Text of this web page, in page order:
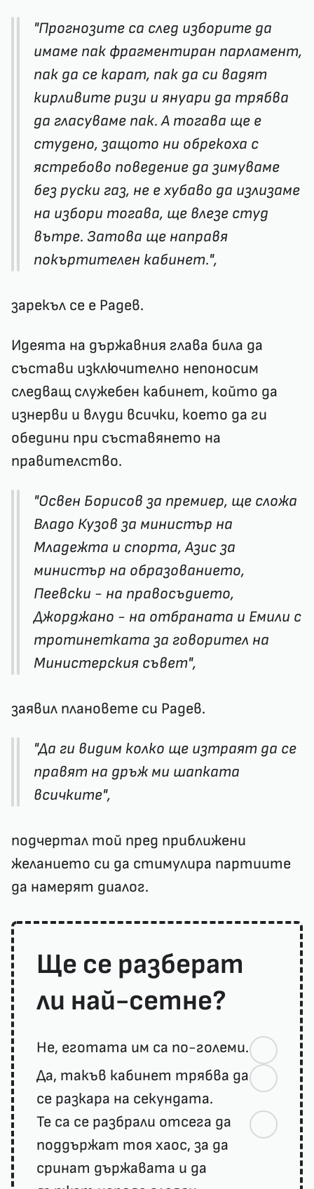
"Прогнозите са след изборите да
имаме пак фрагментиран парламент,
пак да се карат, пак да си вадят
кирливите ризи и януари да трябва
да гласуваме пак. А тогава ще е
студено, защото ни обрекоха с
ястребово поведение да зимуваме
без руски газ, не е хубаво да излизаме
на избори тогава, ще влезе студ
вътре. Затова ще направя
покъртителен кабинет.",
зарекъл се е Радев.
Идеята на държавния глава била да
състави изключително непоносим
следващ служебен кабинет, който да
изнерви и влуди всички, което да ги
обедини при съставянето на
правителство.
"Освен Борисов за премиер, ще сложа
Владо Кузов за министър на
Младежта и спорта, Азис за
министър на образованието,
Пеевски - на правосъдието,
Джорджано - на отбраната и Емили с
тротинетката за говорител на
Министерския съвет",
заявил плановете си Радев.
"Да ги видим колко ще изтраят да се
правят на дръж ми шапката
всичките",
подчертал той пред приближени
желанието си да стимулира партиите
да намерят диалог.
Ще се разберат
ли най-сетне?
Не, еготата им са по-големи.
Да, такъв кабинет трябва да
се разкара на секундата.
Те са се разбрали отсега да
поддържат тоя хаос, за да
сринат държавата и да